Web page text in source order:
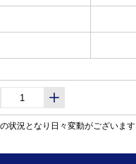
状況となり日々変動がございます